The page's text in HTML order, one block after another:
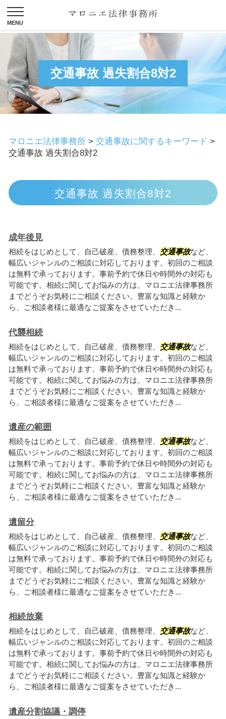
交通事故 過失割合8対2
マロニエ法律事務所 > 交通事故に関するキーワード >
交通事故 過失割合8対2
交通事故 過失割合8対2
成年後見
相続をはじめとして、自己破産、債務整理、 交通事故など、
幅広いジャンルのご相談に対応しております。初回のご相談
は無料で承っております。事前予約で休日や時間外の対応も
可能です。相続に関してお悩みの方は、マロニエ法律事務所
までどうぞお気軽にご相談ください。豊富な知識と経験か
ら、ご相談者様に最適なご提案をさせていただき...
代襲相続
相続をはじめとして、自己破産、債務整理、 交通事故など、
幅広いジャンルのご相談に対応しております。初回のご相談
は無料で承っております。事前予約で休日や時間外の対応も
可能です。相続に関してお悩みの方は、マロニエ法律事務所
までどうぞお気軽にご相談ください。豊富な知識と経験か
ら、ご相談者様に最適なご提案をさせていただき...
遺産の範囲
相続をはじめとして、自己破産、債務整理、 交通事故など、
幅広いジャンルのご相談に対応しております。初回のご相談
は無料で承っております。事前予約で休日や時間外の対応も
可能です。相続に関してお悩みの方は、マロニエ法律事務所
までどうぞお気軽にご相談ください。豊富な知識と経験か
ら、ご相談者様に最適なご提案をさせていただき...
遺留分
相続をはじめとして、自己破産、債務整理、 交通事故など、
幅広いジャンルのご相談に対応しております。初回のご相談
は無料で承っております。事前予約で休日や時間外の対応も
可能です。相続に関してお悩みの方は、マロニエ法律事務所
までどうぞお気軽にご相談ください。豊富な知識と経験か
ら、ご相談者様に最適なご提案をさせていただき...
相続放棄
相続をはじめとして、自己破産、債務整理、 交通事故など、
幅広いジャンルのご相談に対応しております。初回のご相談
は無料で承っております。事前予約で休日や時間外の対応も
可能です。相続に関してお悩みの方は、マロニエ法律事務所
までどうぞお気軽にご相談ください。豊富な知識と経験か
ら、ご相談者様に最適なご提案をさせていただき...
遺産分割協議・調停